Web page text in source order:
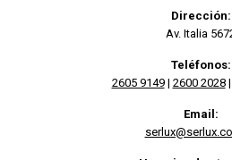
Dirección:
Av. Italia
Teléfonos:
2605 9149| 2600 2028|
Email: